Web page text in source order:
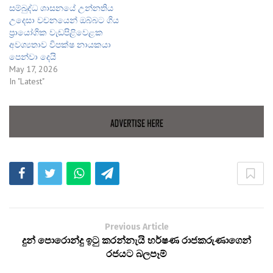
සම්බුද්ධ ශාසනයේ උන්නතිය
උදෙසා වචනයෙන් ඔබ්බට ගිය
ප්‍රායෝගික වැඩපිළිවෙළක
අවශ්‍යතාව විපක්ෂ නායකයා
පෙන්වා දෙයි
May 17, 2026
In "Latest"
Previous Article
දුන් පොරොන්දු ඉටු කරන්නැයි හර්ෂණ රාජකරුණාගෙන්
රජයට බලපෑම්